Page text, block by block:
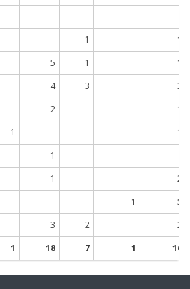
1 1
5 1 1
4 3 3
2 1
1 1
1
1 2
1 5
3 2 2
1 18 7 1 16